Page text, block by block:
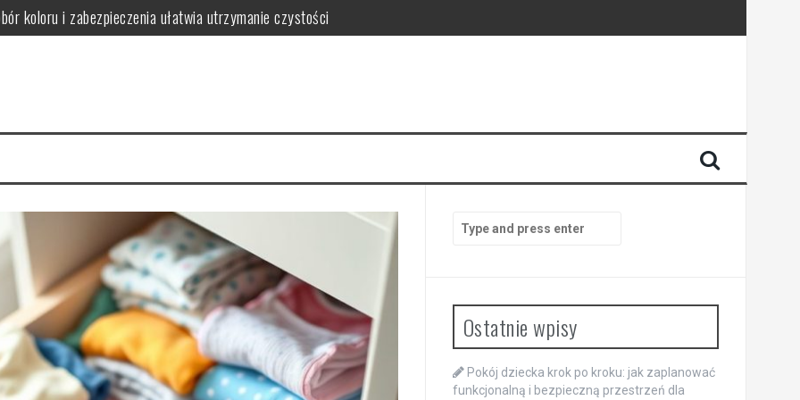
koloru i zabezpieczenia ułatwia utrzymanie czystości
funkcjonalne i stylowe rozwiązania oszczędzające miejsce
warto postawić na spójność i wygodę użytkowania
funkcjonalną i bezpieczną przestrzeń dla rozwoju i zabawy
for:
Ostatnie wpisy
Pokój dziecka krok po kroku: jak zaplanować
funkcjonalną i bezpieczną przestrzeń dla